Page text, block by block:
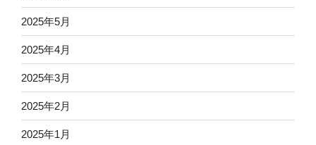
2025年5月
2025年4月
2025年3月
2025年2月
2025年1月